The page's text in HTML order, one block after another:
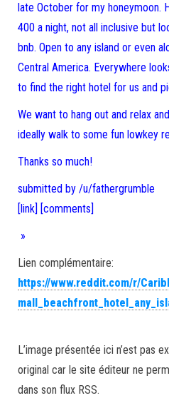
late October for my honeymoon.
400 a night, not all inclusive but
bnb. Open to any island or even
Central America. Everywhere
to find the right hotel for us and
We want to hang out and relax
ideally walk to some fun lowkey
Thanks so much!
submitted by /u/fathergrumble
[link] [comments]
»
Lien complémentaire:
https://www.reddit.com/r/
L’image présentée ici n’est pas
original car le site éditeur ne
dans son flux RSS.